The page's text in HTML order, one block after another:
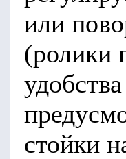
или
(ролики
стойки